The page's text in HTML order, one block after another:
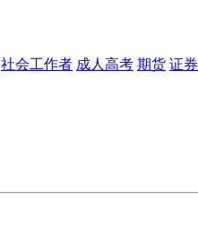
社会工作者 成人高考 期货 证券